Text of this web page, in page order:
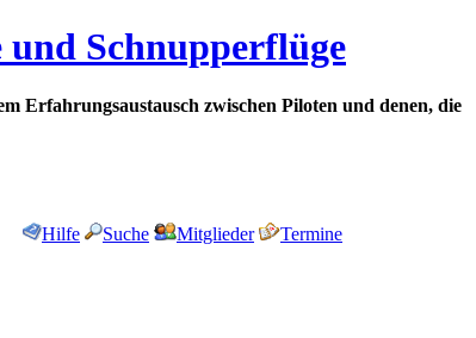
Schnupperflüge
Erfahrungsaustausch zwischen Piloten und denen, die
Hilfe Suche Mitglieder Termine